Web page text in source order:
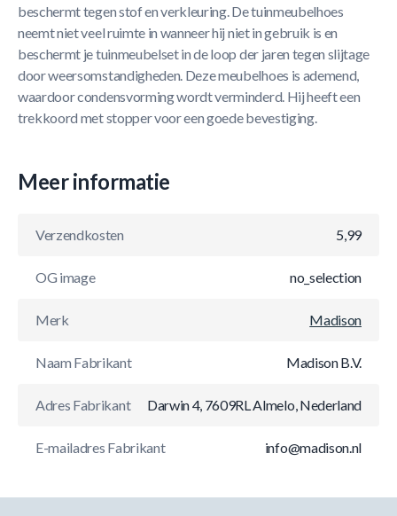
beschermt tegen stof en verkleuring. De tuinmeubelhoes
neemt niet veel ruimte in wanneer hij niet in gebruik is en
beschermt je tuinmeubelset in de loop der jaren tegen slijtage
door weersomstandigheden. Deze meubelhoes is ademend,
waardoor condensvorming wordt verminderd. Hij heeft een
trekkoord met stopper voor een goede bevestiging.
Meer informatie
Verzendkosten 5,99
OG image no_selection
Merk Madison
Naam Fabrikant Madison B.V.
Adres Fabrikant Darwin 4, 7609RL Almelo, Nederland
E-mailadres Fabrikant info@madison.nl